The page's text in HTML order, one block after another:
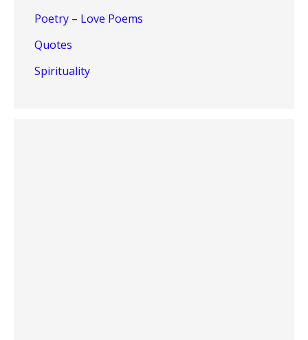
Poetry – Love Poems
Quotes
Spirituality